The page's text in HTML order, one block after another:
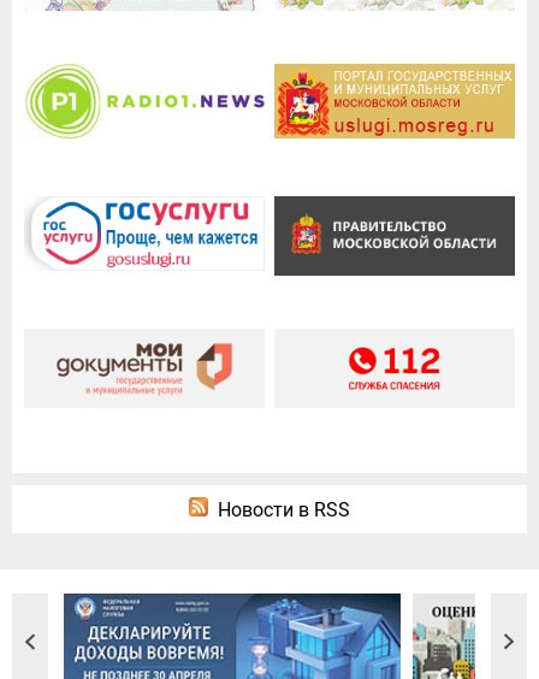
Новости в RSS